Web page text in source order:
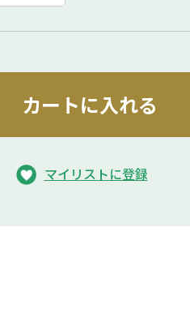
カートに入れる
マイリストに登録